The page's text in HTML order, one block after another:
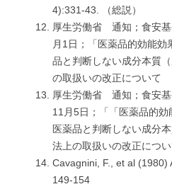
4):331-43. （総説）
厚生労働省 通知；食安
月1日；「医薬品的効能
品と判断しない成分本質
の取扱いの改正について
厚生労働省 通知；食安
11月5日；「「医薬品的効
医薬品と判断しない成分
法上の取扱いの改正につ
Cavagnini, F., et al (1980)
149-154